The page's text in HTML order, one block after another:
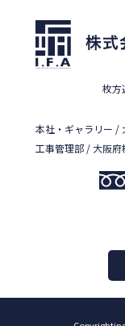
枚方
本社・ギャラリー /
工事管理部 / 大阪